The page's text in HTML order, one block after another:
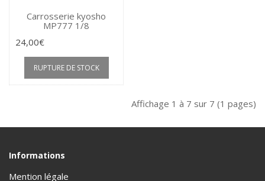
Carrosserie kyosho
MP777 1/8
24,00€
RUPTURE DE STOCK
Affichage 1 à 7 sur 7 (1 pages)
Informations
Mention légale